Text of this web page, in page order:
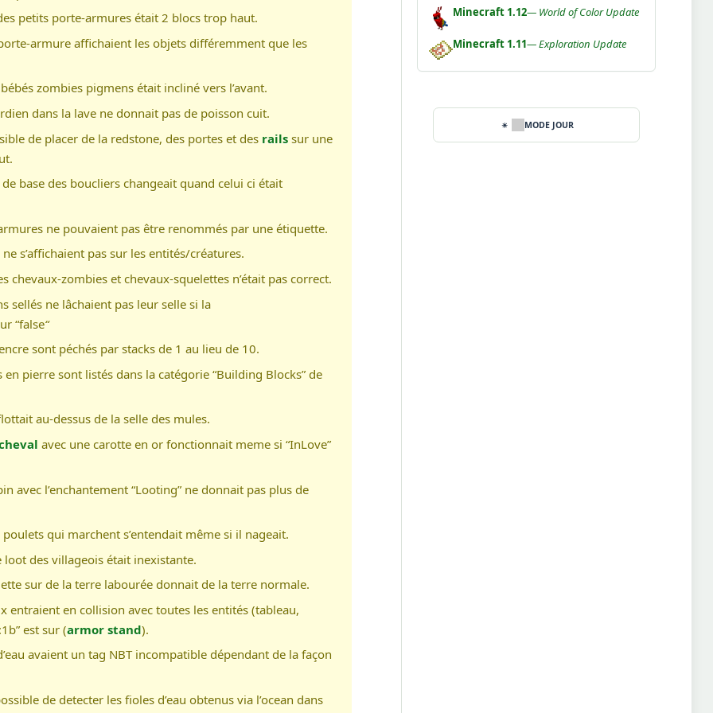
petits porte-armures était 2 blocs trop haut.
armure affichaient les objets différemment que les
bébés zombies pigmens était incliné vers l’avant.
dans la lave ne donnait pas de poisson cuit.
de placer de la redstone, des portes et des rails sur une
base des boucliers changeait quand celui ci était
ne pouvaient pas être renommés par une étiquette.
s’affichaient pas sur les entités/créatures.
chevaux-zombies et chevaux-squelettes n’était pas correct.
sellés ne lâchaient pas leur selle si la
“false“
sont péchés par stacks de 1 au lieu de 10.
en pierre sont listés dans la catégorie “Building Blocks” de
au-dessus de la selle des mules.
avec une carotte en or fonctionnait meme si “InLove”
avec l’enchantement “Looting” ne donnait pas plus de
poulets qui marchent s’entendait même si il nageait.
loot des villageois était inexistante.
sur de la terre labourée donnait de la terre normale.
entraient en collision avec toutes les entités (tableau,
est sur (armor stand).
avaient un tag NBT incompatible dépendant de la façon
de detecter les fioles d’eau obtenus via l’ocean dans
Minecraft 1.12— World of Color Update
Minecraft 1.11— Exploration Update
MODE JOUR